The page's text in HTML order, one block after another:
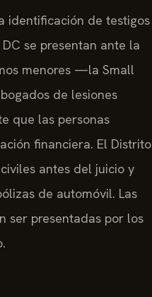
identificación de testigos
se presentan ante la
menores —la Small
de lesiones
que las personas
financiera. El Distrito
antes del juicio y
de automóvil. Las
ser presentadas por los